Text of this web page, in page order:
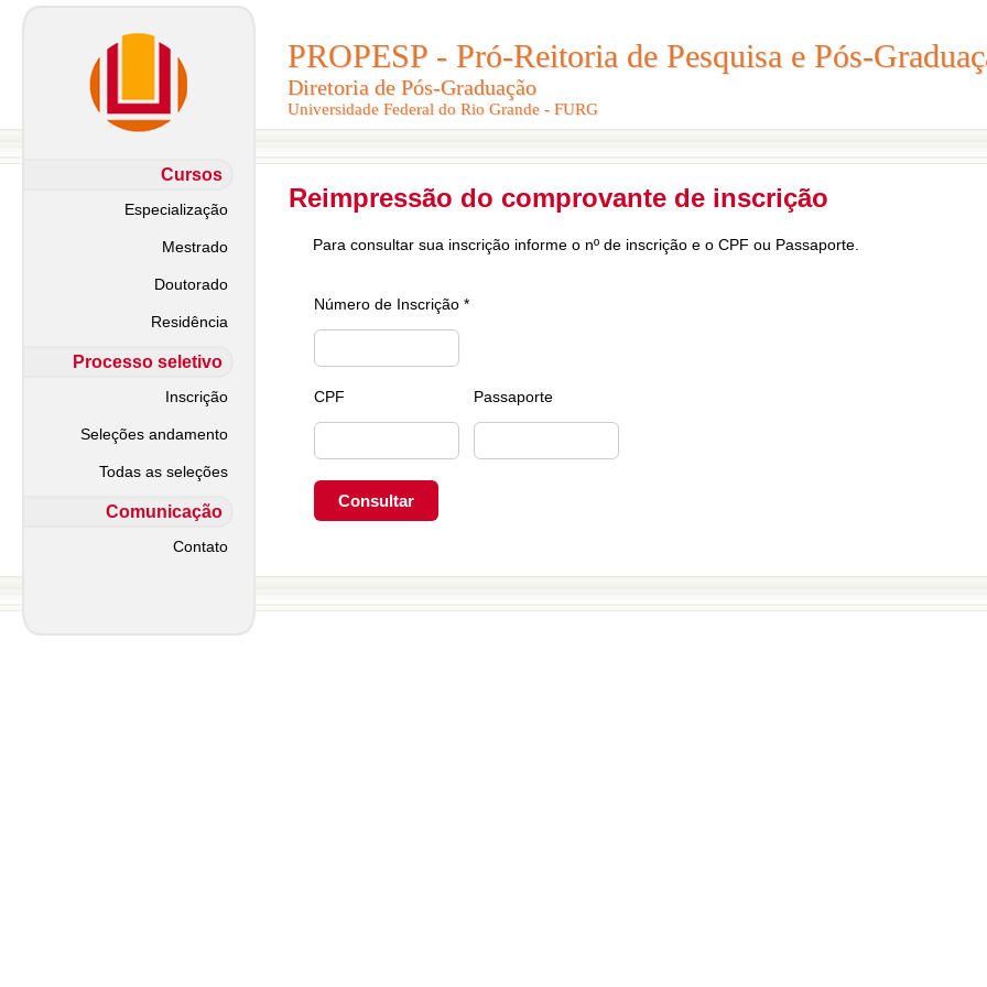
PROPESP - Pró-Reitoria de Pesquisa e Pós-
Diretoria de Pós-Graduação
Universidade Federal do Rio Grande - FURG
PROPESP - Pró-Reitoria de Pesquisa e Pós-
Diretoria de Pós-Graduação
Universidade Federal do Rio Grande - FURG
Cursos
Especialização
Mestrado
Doutorado
Residência
Processo seletivo
Inscrição
Seleções andamento
Todas as seleções
Comunicação
Contato
Reimpressão do comprovante de inscrição
Para consultar sua inscrição informe o nº de inscrição e o CPF ou Passaporte.
Número de Inscrição *
CPF Passaporte